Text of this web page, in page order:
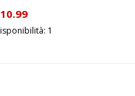
10.99
1